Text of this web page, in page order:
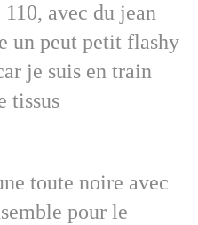
avec du jean
un peut petit flashy
je suis en train
tissus
toute noire avec
pour le